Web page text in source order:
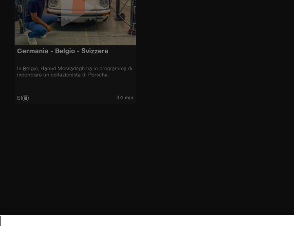
Germania - Belgio - Svizzera
In Belgio, Hamid Mossadegh ha in programma di
incontrare un collezionista di Porsche.
E1 44 min